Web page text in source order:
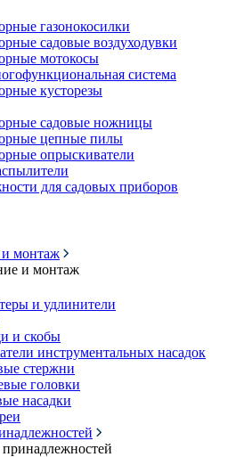
газонокосилки
садовые воздуходувки
мотокосы
система
кусторезы
садовые ножницы
цепные пилы
опрыскиватели
для садовых приборов
монтаж
и монтаж
и удлинители
и скобы
инструментальных насадок
стержни
головки
насадки